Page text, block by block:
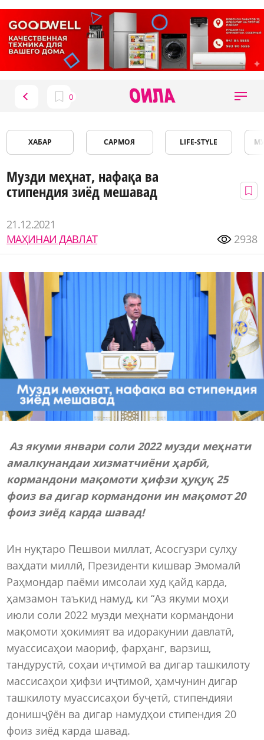
ХАБАР САРМОЯ LIFE-STYLE
Музди меҳнат, нафақа ва
стипендия зиёд мешавад
21.12.2021
МАҲИНАИ ДАВЛАТ
2938
Аз якуми январи соли 2022 музди меҳнати
амалкунандаи хизматчиёни ҳарбӣ,
кормандони мақомоти ҳифзи ҳуқуқ 25
фоиз ва дигар кормандони ин мақомот 20
фоиз зиёд карда шавад!
Ин нуқтаро Пешвои миллат, Асосгузри сулҳу
ваҳдати миллӣ, Президенти кишвар Эмомалӣ
Раҳмондар паёми имсолаи худ қайд карда,
ҳамзамон таъкид намуд, ки “Аз якуми моҳи
июли соли 2022 музди меҳнати кормандони
мақомоти ҳокимият ва идоракунии давлатӣ,
муассисаҳои маориф, фарҳанг, варзиш,
тандурустӣ, соҳаи иҷтимоӣ ва дигар ташкилоту
массисаҳои ҳифзи иҷтимоӣ, ҳамчунин дигар
ташкилоту муассисаҳои буҷетӣ, стипендияи
донишҷӯён ва дигар намудҳои стипендия 20
фоиз зиёд карда шавад.